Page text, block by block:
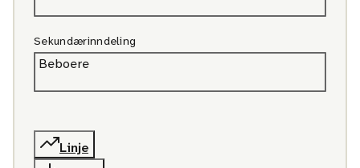
Sekundærinndeling
Beboere
Linje